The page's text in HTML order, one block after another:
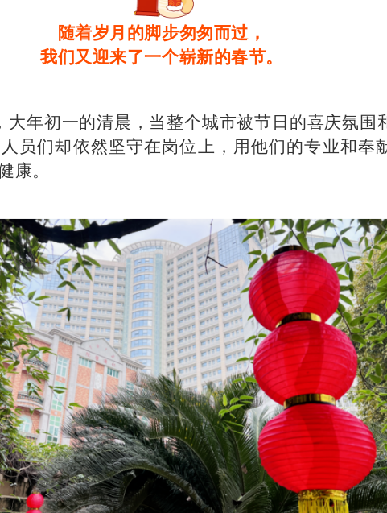
随着岁月的脚步匆匆而过，
我们又迎来了一个崭新的春节。
大年初一的清晨，当整个城市被节日的喜庆氛围
员们却依然坚守在岗位上，用他们的专业和奉
康。